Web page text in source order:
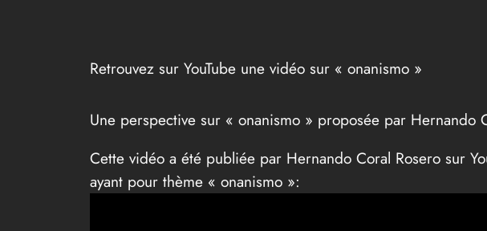
Retrouvez sur YouTube une vidéo sur « onanismo »
Une perspective sur « onanismo » proposée par Hernando
Cette vidéo a été publiée par Hernando Coral Rosero sur
ayant pour thème « onanismo »: